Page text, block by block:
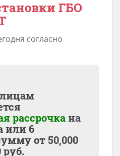
ГБО
согласно
рассрочкана
или 6
от50,000
руб.